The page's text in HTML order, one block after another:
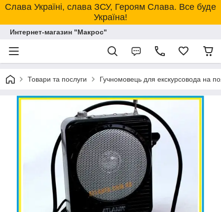
Слава Україні, слава ЗСУ, Героям Слава. Все буде
Україна!
Интернет-магазин "Макрос"
Товари та послуги Гучномовець для екскурсовода на